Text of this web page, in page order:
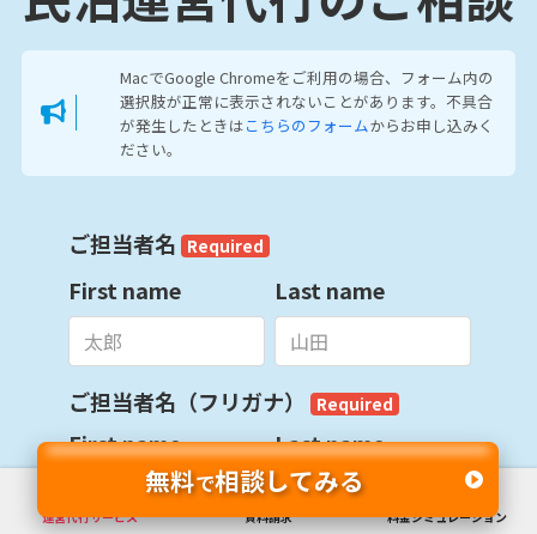
MacでGoogle Chromeをご利用の場合、フォーム内の
選択肢が正常に表示されないことがあります。不具合
が発生したときはこちらのフォームからお申し込みく
ださい。
無料で相談してみる
運営代行サービス 資料請求 料金シミュレーション